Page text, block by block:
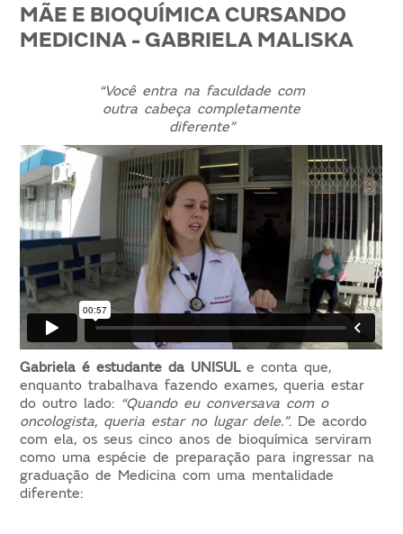
MÃE E BIOQUÍMICA CURSANDO
MEDICINA - GABRIELA MALISKA
“Você entra na faculdade com
outra cabeça completamente
diferente”
Gabriela é estudante da UNISULe conta que,
enquanto trabalhava fazendo exames, queria estar
do outro lado: “Quando eu conversava com o
oncologista, queria estar no lugar dele.”. De acordo
com ela, os seus cinco anos de bioquímica serviram
como uma espécie de preparação para ingressar na
graduação de Medicina com uma mentalidade
diferente: